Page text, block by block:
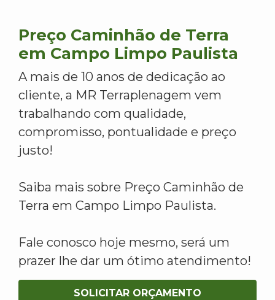
Preço Caminhão de Terra
em Campo Limpo Paulista
A mais de 10 anos de dedicação ao
cliente, a MR Terraplenagem vem
trabalhando com qualidade,
compromisso, pontualidade e preço
justo!
Saiba mais sobre Preço Caminhão de
Terra em Campo Limpo Paulista.
Fale conosco hoje mesmo, será um
prazer lhe dar um ótimo atendimento!
SOLICITAR ORÇAMENTO